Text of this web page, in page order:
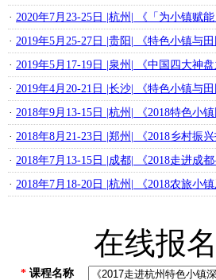
· 2020年7月23-25日 |杭州| 《「为小镇赋
· 2019年5月25-27日 |贵阳| 《特色小镇与
· 2019年5月17-19日 |泉州| 《中国四大神
· 2019年4月20-21日 |长沙| 《特色小镇与
· 2018年9月13-15日 |杭州| 《2018特色小
· 2018年8月21-23日 |郑州| 《2018乡村振
· 2018年7月13-15日 |成都| 《2018走进成
· 2018年7月18-20日 |杭州| 《2018农旅小
在线报名
*课程名称